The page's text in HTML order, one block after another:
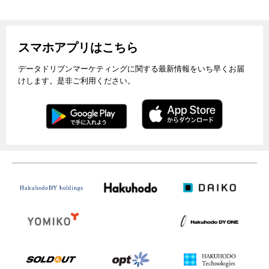
スマホアプリはこちら
データドリブンマーケティングに関する最新情報をいち早くお届
けします。是非ご利用ください。